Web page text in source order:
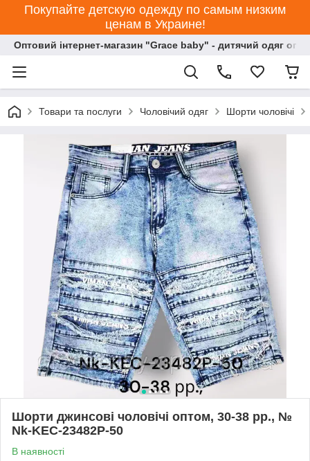
Покупайте детскую одежду по самым низким
ценам в Украине!
Оптовий інтернет-магазин "Grace baby" - дитячий одяг
Товари та послуги Чоловічий одяг Шорти чоловічі
Шорти джинсові чоловічі оптом, 30-38 рр., №
Nk-KEC-23482P-50
В наявності